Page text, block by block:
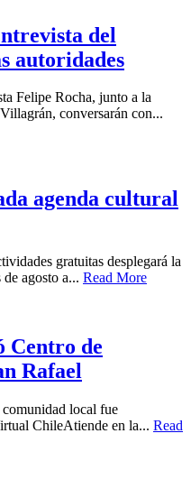
del
autoridades
Felipe Rocha, junto a la
conversarán con...
agenda cultural
gratuitas desplegará la
agosto a... Read More
Centro de
Rafael
local fue
ChileAtiende en la... Read